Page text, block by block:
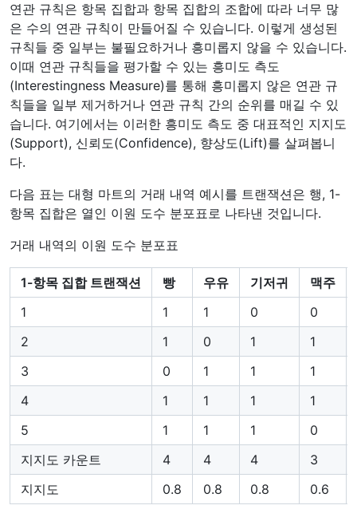
연관 규칙은 항목 집합과 항목 집합의 조합에 따라 너무 많
은 수의 연관 규칙이 만들어질 수 있습니다. 이렇게 생성된
규칙들 중 일부는 불필요하거나 흥미롭지 않을 수 있습니다.
이때 연관 규칙들을 평가할 수 있는 흥미도 측도
(Interestingness Measure)를 통해 흥미롭지 않은 연관 규
칙들을 일부 제거하거나 연관 규칙 간의 순위를 매길 수 있
습니다. 여기에서는 이러한 흥미도 측도 중 대표적인 지지도
(Support), 신뢰도(Confidence), 향상도(Lift)를 살펴봅니
다.
다음 표는 대형 마트의 거래 내역 예시를 트랜잭션은 행, 1-
항목 집합은 열인 이원 도수 분포표로 나타낸 것입니다.
거래 내역의 이원 도수 분포표
1-항목 집합 트랜잭션 빵 우유 기저귀
맥주
1
1 1 0
0
2
1 0 1
1
3
0 1 1
1
4
1 1 1
1
5
1 1 1
0
지지도 카운트
4 4 4
3
지지도
0.8 0.8 0.8 0.6